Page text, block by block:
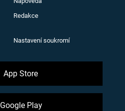
Redakce
Nastavení soukromí
App Store
Google Play